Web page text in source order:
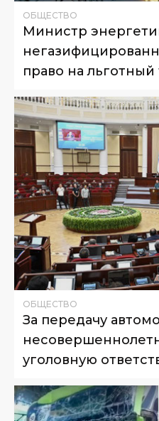
ОБЩЕСТВО
Министр
право на
ОБЩЕСТВО
За передачу
уголовную